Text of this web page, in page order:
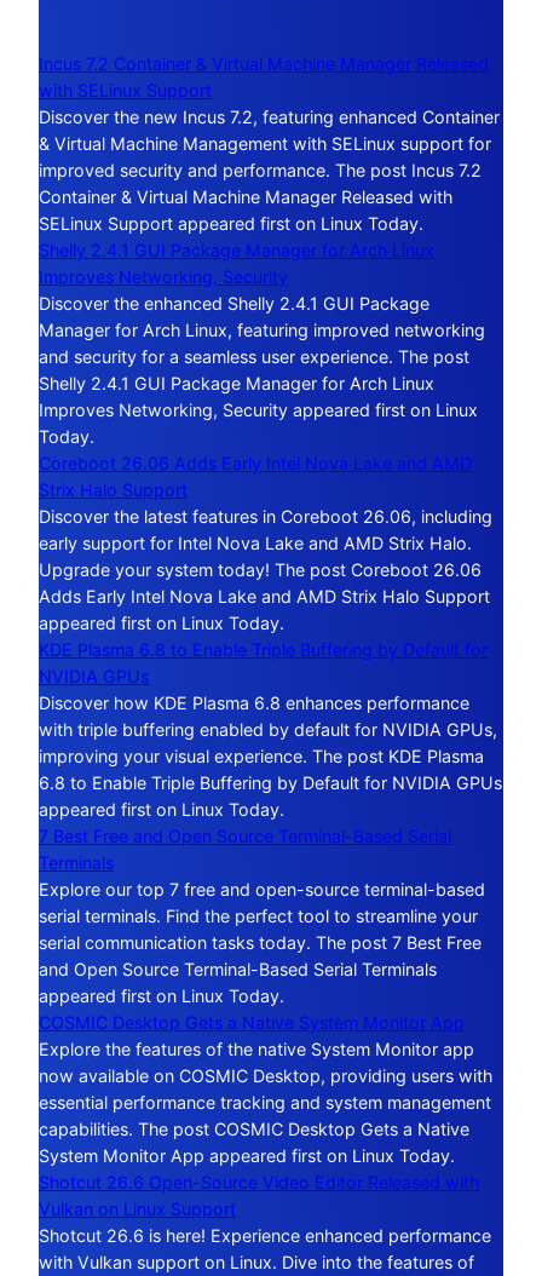
Incus 7.2 Container & Virtual Machine Manager Released
with SELinux Support
Discover the new Incus 7.2, featuring enhanced Container
& Virtual Machine Management with SELinux support for
improved security and performance. The post Incus 7.2
Container & Virtual Machine Manager Released with
SELinux Support appeared first on Linux Today.
Shelly 2.4.1 GUI Package Manager for Arch Linux
Improves Networking, Security
Discover the enhanced Shelly 2.4.1 GUI Package
Manager for Arch Linux, featuring improved networking
and security for a seamless user experience. The post
Shelly 2.4.1 GUI Package Manager for Arch Linux
Improves Networking, Security appeared first on Linux
Today.
Coreboot 26.06 Adds Early Intel Nova Lake and AMD
Strix Halo Support
Discover the latest features in Coreboot 26.06, including
early support for Intel Nova Lake and AMD Strix Halo.
Upgrade your system today! The post Coreboot 26.06
Adds Early Intel Nova Lake and AMD Strix Halo Support
appeared first on Linux Today.
KDE Plasma 6.8 to Enable Triple Buffering by Default for
NVIDIA GPUs
Discover how KDE Plasma 6.8 enhances performance
with triple buffering enabled by default for NVIDIA GPUs,
improving your visual experience. The post KDE Plasma
6.8 to Enable Triple Buffering by Default for NVIDIA GPUs
appeared first on Linux Today.
7 Best Free and Open Source Terminal-Based Serial
Terminals
Explore our top 7 free and open-source terminal-based
serial terminals. Find the perfect tool to streamline your
serial communication tasks today. The post 7 Best Free
and Open Source Terminal-Based Serial Terminals
appeared first on Linux Today.
COSMIC Desktop Gets a Native System Monitor App
Explore the features of the native System Monitor app
now available on COSMIC Desktop, providing users with
essential performance tracking and system management
capabilities. The post COSMIC Desktop Gets a Native
System Monitor App appeared first on Linux Today.
Shotcut 26.6 Open-Source Video Editor Released with
Vulkan on Linux Support
Shotcut 26.6 is here! Experience enhanced performance
with Vulkan support on Linux. Dive into the features of